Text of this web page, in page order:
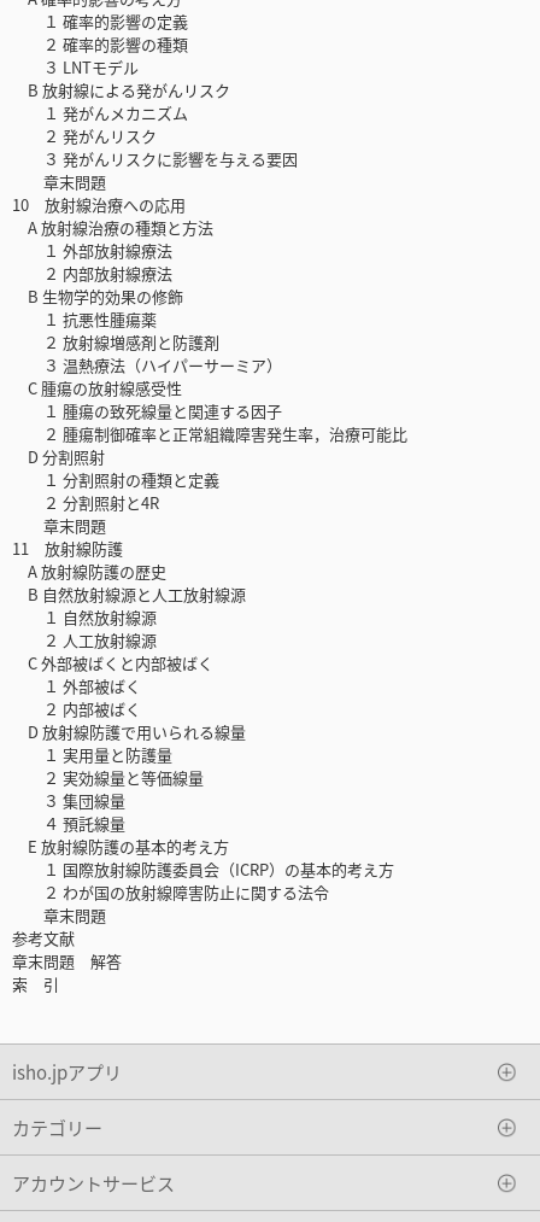
１ 確率的影響の定義
２ 確率的影響の種類
３ LNTモデル
B 放射線による発がんリスク
１ 発がんメカニズム
２ 発がんリスク
３ 発がんリスクに影響を与える要因
章末問題
10 放射線治療への応用
A 放射線治療の種類と方法
１ 外部放射線療法
２ 内部放射線療法
B 生物学的効果の修飾
１ 抗悪性腫瘍薬
２ 放射線増感剤と防護剤
３ 温熱療法（ハイパーサーミア）
C 腫瘍の放射線感受性
１ 腫瘍の致死線量と関連する因子
２ 腫瘍制御確率と正常組織障害発生率，治療可能比
D 分割照射
１ 分割照射の種類と定義
２ 分割照射と4R
章末問題
11 放射線防護
A 放射線防護の歴史
B 自然放射線源と人工放射線源
１ 自然放射線源
２ 人工放射線源
C 外部被ばくと内部被ばく
１ 外部被ばく
２ 内部被ばく
D 放射線防護で用いられる線量
１ 実用量と防護量
２ 実効線量と等価線量
３ 集団線量
４ 預託線量
E 放射線防護の基本的考え方
１ 国際放射線防護委員会（ICRP）の基本的考え方
２ わが国の放射線障害防止に関する法令
章末問題
参考文献
章末問題 解答
索 引
isho.jpアプリ
カテゴリー
アカウントサービス